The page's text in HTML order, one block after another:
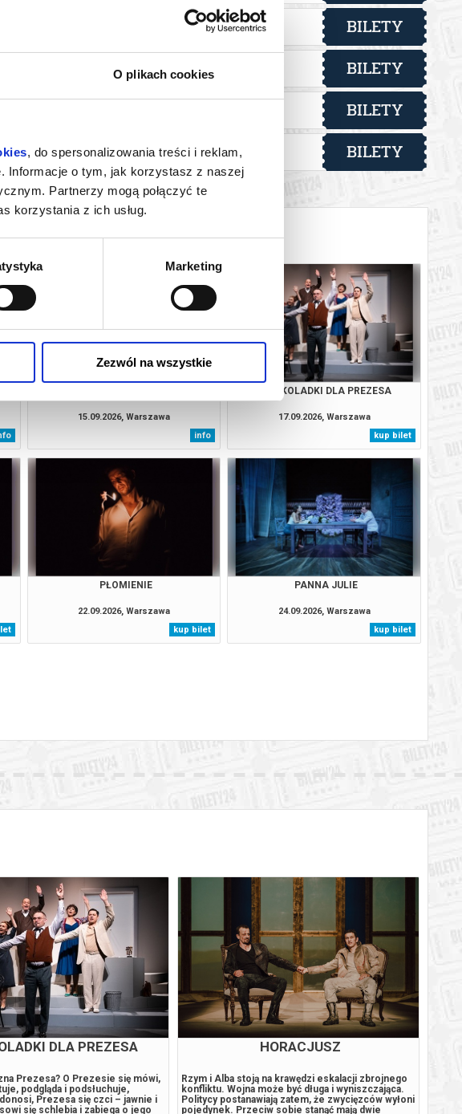
O plikach cookies
, do spersonalizowania treści i reklam,
Informacje o tym, jak korzystasz z naszej
Partnerzy mogą połączyć te
korzystania z ich usług.
Marketing
Zezwól na wszystkie
od 21,20 pln BILETY
BILETY
BILETY
im. Arnolda Szyfmana w
od 21,20 pln BILETY
15.09.2026, Warszawa
info
CZEKOLADKI DLA PREZESA
17.09.2026, Warszawa
kup bilet
PŁOMIENIE
22.09.2026, Warszawa
kup bilet
PANNA JULIE
24.09.2026, Warszawa
kup bilet
DLA PREZESA
Prezesa? O Prezesie się mówi,
podgląda i podsłuchuje,
Prezesa się czci – jawnie i
się schlebia i zabiega o jego
HORACJUSZ
Rzym i Alba stoją na krawędzi eskalacji zbrojnego
konfliktu. Wojna może być długa i wyniszczająca.
Politycy postanawiają zatem, że zwycięzców wyłoni
pojedynek. Przeciw sobie stanąć mają dwie